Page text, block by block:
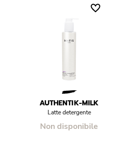
AUTHENTIK-MILK
Latte detergente
Non disponibile